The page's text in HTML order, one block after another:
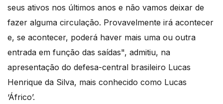
seus ativos nos últimos anos e não vamos deixar de
fazer alguma circulação. Provavelmente irá acontecer
e, se acontecer, poderá haver mais uma ou outra
entrada em função das saídas", admitiu, na
apresentação do defesa-central brasileiro Lucas
Henrique da Silva, mais conhecido como Lucas
‘Áfrico’.